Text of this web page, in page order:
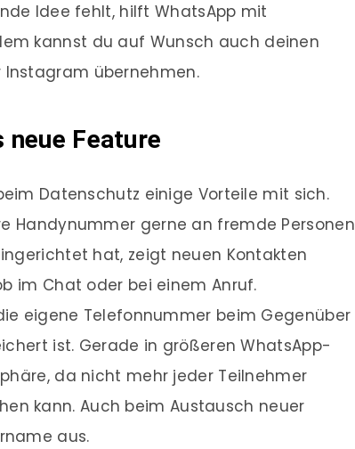
Idee fehlt, hilft WhatsApp mit
kannst du auf Wunsch auch deinen
Instagram übernehmen.
Feature
Datenschutz einige Vorteile mit sich.
Handynummer gerne an fremde Personen
hat, zeigt neuen Kontakten
im Chat oder bei einem Anruf.
eigene Telefonnummer beim Gegenüber
ist. Gerade in größeren WhatsApp-
da nicht mehr jeder Teilnehmer
kann. Auch beim Austausch neuer
aus.